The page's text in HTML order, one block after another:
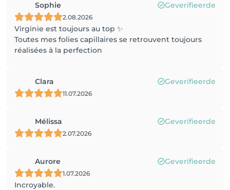
Sophie Geverifieerde
2.08.2026
Virginie est toujours au top ✨
Toutes mes folies capillaires se retrouvent toujours
réalisées à la perfection
Clara Geverifieerde
11.07.2026
Mélissa Geverifieerde
2.07.2026
Aurore Geverifieerde
1.07.2026
Incroyable.